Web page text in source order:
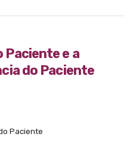
Paciente e a
do Paciente
Paciente